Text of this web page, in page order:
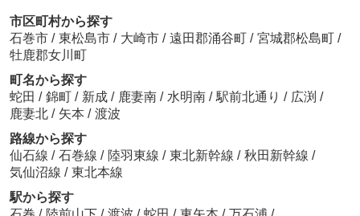
市区町村から探す
石巻市 / 東松島市 / 大崎市 / 遠田郡涌谷町 / 宮城郡松島町 /
牡鹿郡女川町
町名から探す
蛇田 / 錦町 / 新成 / 鹿妻南 / 水明南 / 駅前北通り / 広渕 /
鹿妻北 / 矢本 / 渡波
路線から探す
仙石線 / 石巻線 / 陸羽東線 / 東北新幹線 / 秋田新幹線 /
気仙沼線 / 東北本線
駅から探す